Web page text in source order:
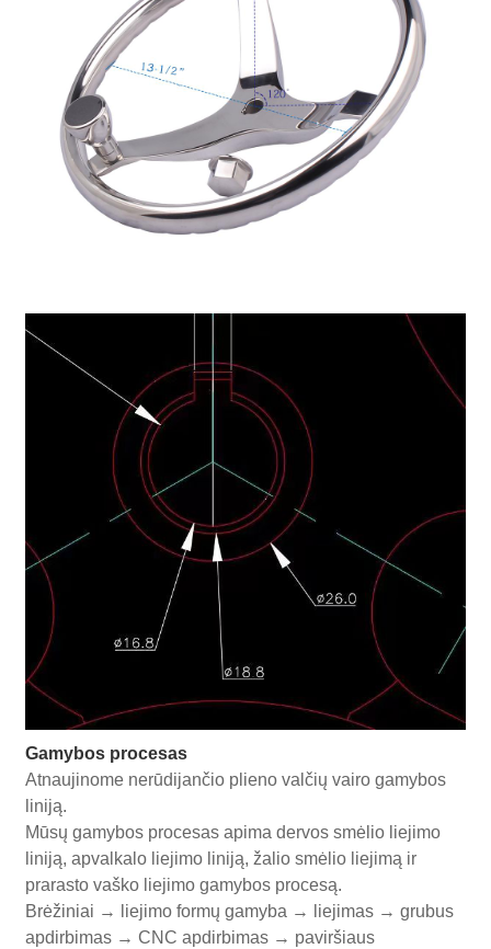
Gamybos procesas
Atnaujinome nerūdijančio plieno valčių vairo gamybos
liniją.
Mūsų gamybos procesas apima dervos smėlio liejimo
liniją, apvalkalo liejimo liniją, žalio smėlio liejimą ir
prarasto vaško liejimo gamybos procesą.
Brėžiniai → liejimo formų gamyba → liejimas → grubus
apdirbimas → CNC apdirbimas → paviršiaus